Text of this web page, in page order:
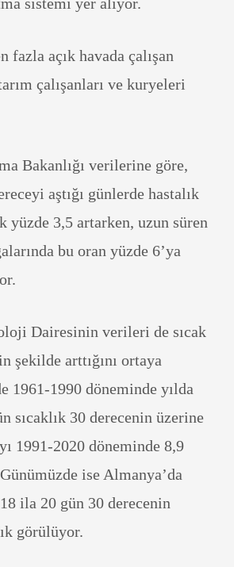
fazla açık havada çalışan
çalışanları ve kuryeleri
Bakanlığı verilerine göre,
aştığı günlerde hastalık
yüzde 3,5 artarken, uzun süren
bu oran yüzde 6’ya
Dairesinin verileri de sıcak
şekilde arttığını ortaya
1961-1990 döneminde yılda
sıcaklık 30 derecenin üzerine
1991-2020 döneminde 8,9
ise Almanya’da
ila 20 gün 30 derecenin
görülüyor.